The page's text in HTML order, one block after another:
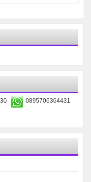
0895706364431